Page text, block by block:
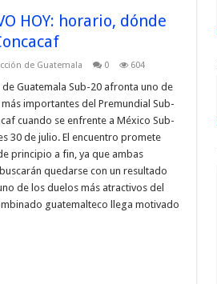
HOY: horario, dónde
de Guatemala 0 604
de Guatemala Sub-20 afronta uno de
importantes del Premundial Sub-
cuando se enfrente a México Sub-
30 de julio. El encuentro promete
principio a fin, ya que ambas
quedarse con un resultado
de los duelos más atractivos del
guatemalteco llega motivado